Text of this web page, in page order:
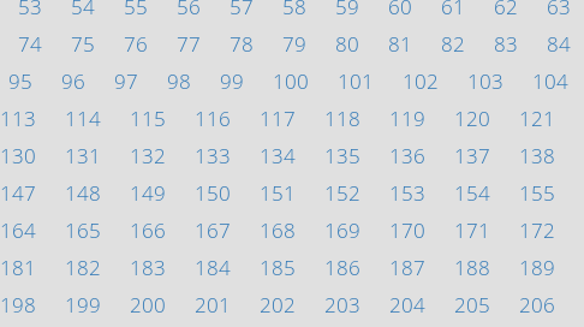
53 54 55 56 57 58 59 60 61 62 63
74 75 76 77 78 79 80 81 82 83 84
95 96 97 98 99 100 101 102 103 104
113 114 115 116 117 118 119 120 121
130 131 132 133 134 135 136 137 138
147 148 149 150 151 152 153 154 155
164 165 166 167 168 169 170 171 172
181 182 183 184 185 186 187 188 189
198 199 200 201 202 203 204 205 206